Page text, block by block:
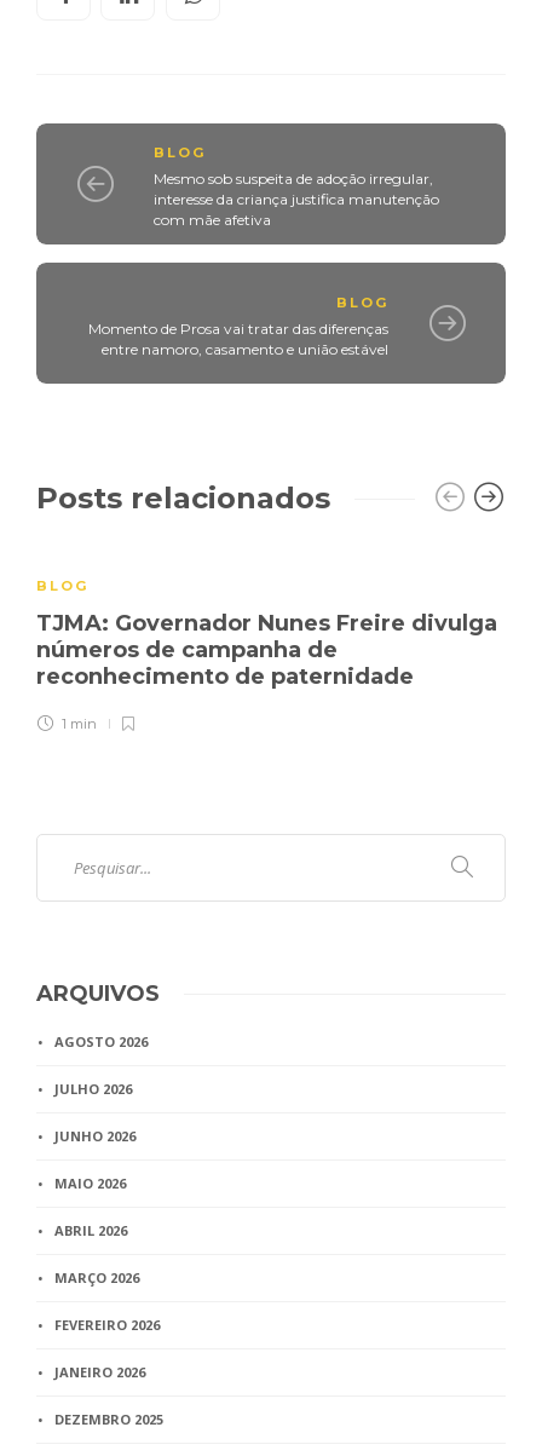
BLOG
Mesmo sob suspeita de adoção irregular,
interesse da criança justifica manutenção
com mãe afetiva
BLOG
Momento de Prosa vai tratar das diferenças
entre namoro, casamento e união estável
Posts relacionados
BLOG
TJMA: Governador Nunes Freire divulga
números de campanha de
reconhecimento de paternidade
1 min
ARQUIVOS
AGOSTO 2026
JULHO 2026
JUNHO 2026
MAIO 2026
ABRIL 2026
MARÇO 2026
FEVEREIRO 2026
JANEIRO 2026
DEZEMBRO 2025